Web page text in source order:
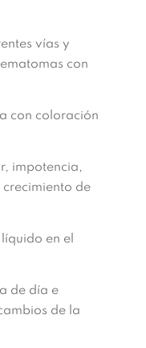
vías y
con
con coloración
impotencia,
crecimiento de
en el
de día e
de la